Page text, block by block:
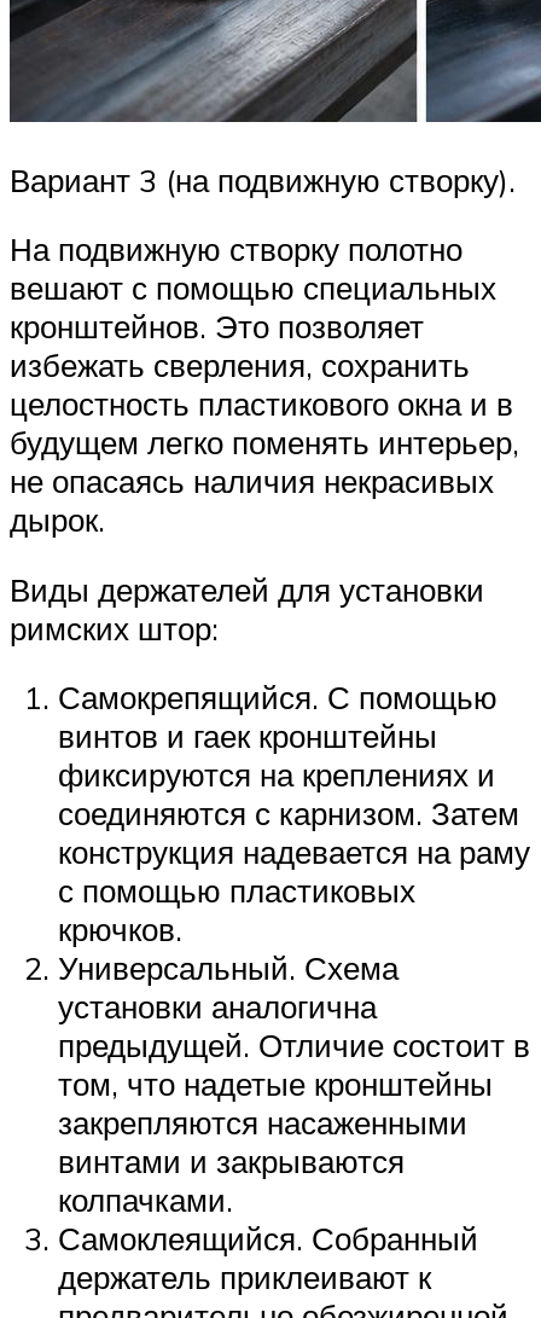
Вариант 3 (на подвижную створку).
На подвижную створку полотно
вешают с помощью специальных
кронштейнов. Это позволяет
избежать сверления, сохранить
целостность пластикового окна и в
будущем легко поменять интерьер,
не опасаясь наличия некрасивых
дырок.
Виды держателей для установки
римских штор:
Самокрепящийся. С помощью
винтов и гаек кронштейны
фиксируются на креплениях и
соединяются с карнизом. Затем
конструкция надевается на раму
с помощью пластиковых
крючков.
Универсальный. Схема
установки аналогична
предыдущей. Отличие состоит в
том, что надетые кронштейны
закрепляются насаженными
винтами и закрываются
колпачками.
Самоклеящийся. Собранный
держатель приклеивают к